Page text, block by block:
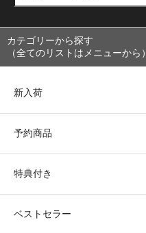
カテゴリーから探す
（全てのリストはメニューから）
新入荷
予約商品
特典付き
ベストセラー